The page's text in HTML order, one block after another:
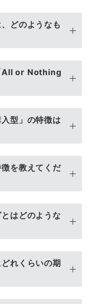
どのようなも
All or Nothing
型」の特徴は
を教えてくだ
はどのような
れくらいの期